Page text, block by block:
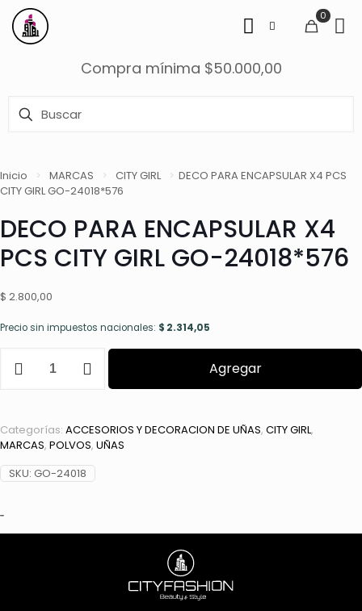
0
Compra mínima $50.000,00
Inicio > MARCAS > CITY GIRL > DECO PARA ENCAPSULAR X4 PCS
CITY GIRL GO-24018*576
DECO PARA ENCAPSULAR X4
PCS CITY GIRL GO-24018*576
$ 2.800,00
Precio sin impuestos nacionales: $ 2.314,05
PARA
CITY
GIRL
GO-
24018*576
Agregar
Categorías: ACCESORIOS Y DECORACION DE UÑAS, CITY GIRL,
MARCAS, POLVOS, UÑAS
SKU: GO-24018